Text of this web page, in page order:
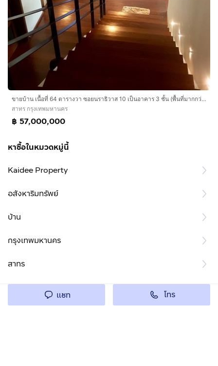
ขายบ้าน เนื้อที่ 64 ตารางวา ซอยนราธิวาส 10 เป็นอาคาร 3 ชั้น (พื้นที่มากกว่า 500 ตร.ม.) ราคา 57 ลบ.
สาทร กรุงเทพมหานคร
฿ 57,000,000
หาซื้อในหมวดหมู่นี้
Kaidee Property
อสังหาริมทรัพย์
บ้าน
กรุงเทพมหานคร
สาทร
แชท โทร